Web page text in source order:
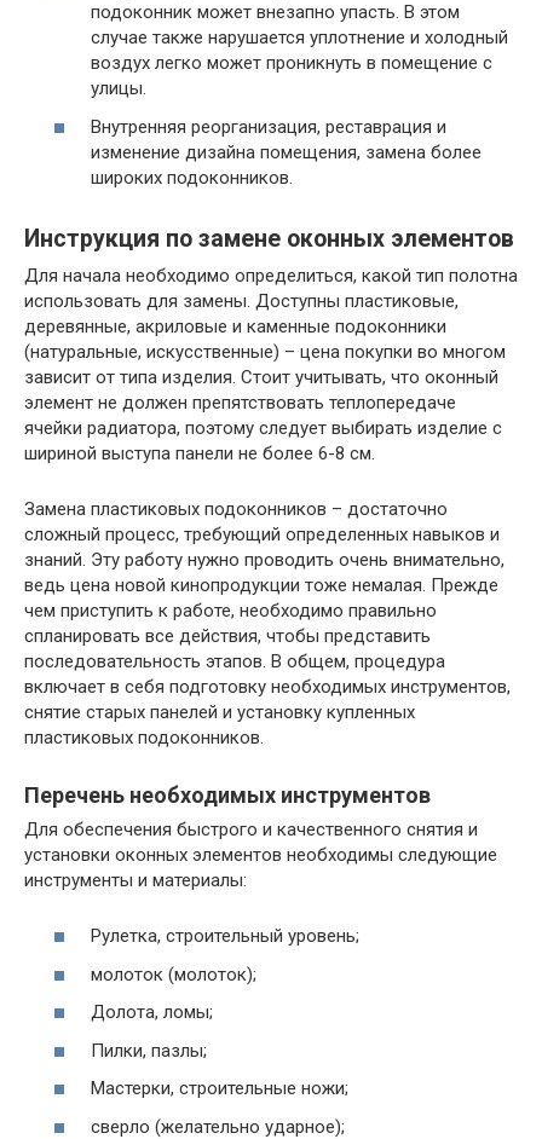
подоконник может внезапно упасть. В этом
случае также нарушается уплотнение и холодный
воздух легко может проникнуть в помещение с
улицы.
Внутренняя реорганизация, реставрация и
изменение дизайна помещения, замена более
широких подоконников.
Инструкция по замене оконных элементов
Для начала необходимо определиться, какой тип полотна
использовать для замены. Доступны пластиковые,
деревянные, акриловые и каменные подоконники
(натуральные, искусственные) – цена покупки во многом
зависит от типа изделия. Стоит учитывать, что оконный
элемент не должен препятствовать теплопередаче
ячейки радиатора, поэтому следует выбирать изделие с
шириной выступа панели не более 6-8 см.
Замена пластиковых подоконников – достаточно
сложный процесс, требующий определенных навыков и
знаний. Эту работу нужно проводить очень внимательно,
ведь цена новой кинопродукции тоже немалая. Прежде
чем приступить к работе, необходимо правильно
спланировать все действия, чтобы представить
последовательность этапов. В общем, процедура
включает в себя подготовку необходимых инструментов,
снятие старых панелей и установку купленных
пластиковых подоконников.
Перечень необходимых инструментов
Для обеспечения быстрого и качественного снятия и
установки оконных элементов необходимы следующие
инструменты и материалы:
Рулетка, строительный уровень;
молоток (молоток);
Долота, ломы;
Пилки, пазлы;
Мастерки, строительные ножи;
сверло (желательно ударное);